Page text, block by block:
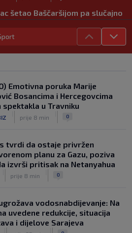
šetao Baščaršijom pa slučajno
Galatasaraya: Nije znao
ispred njega
|
| | 0
je imao 140 kila, nisam mogao
pitam": Luda priča NBA
Emotivna poruka Marije
Bosancima i Hercegovcima
spektakla u Travniku
prije 8 min 0
tvrdi da ostaje privržen
planu za Gazu, poziva
izvrši pritisak na Netanyahua
prije 8 min 0
vodosnabdijevanje: Na
uvedene redukcije, situacija
i dijelove Sarajeva